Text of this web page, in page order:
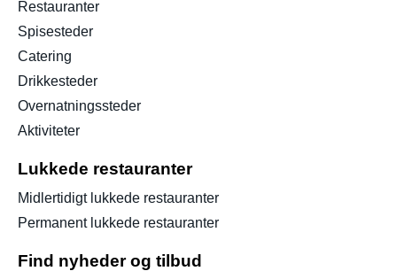
Restauranter
Spisesteder
Catering
Drikkesteder
Overnatningssteder
Aktiviteter
Lukkede restauranter
Midlertidigt lukkede restauranter
Permanent lukkede restauranter
Find nyheder og tilbud